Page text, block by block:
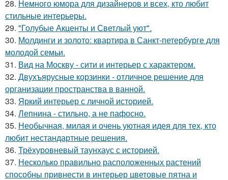
28. Немного юмора для дизайнеров и всех, кто любит
стильные интерьеры.
29. "Голубые Акценты и Светлый уют".
30. Молдинги и золото: квартира в Санкт-петербурге для
молодой семьи.
31. Вид на Москву - сити и интерьер с характером.
32. Двухъярусные корзинки - отличное решение для
организации пространства в ванной.
33. Яркий интерьер с личной историей.
34. Лепнина - стильно, а не пафосно.
35. Необычная, милая и очень уютная идея для тех, кто
любит нестандартные решения.
36. Трёхуровневый таунхаус с историей.
37. Несколько правильно расположенных растений
способны привнести в интерьер цветовые пятна и